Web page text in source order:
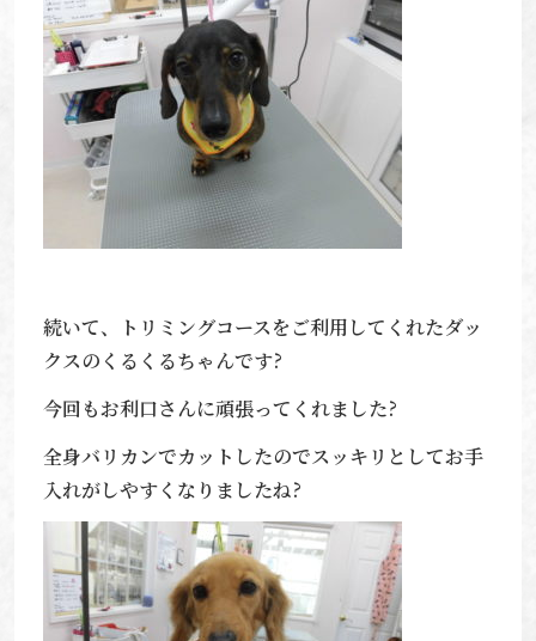
続いて、トリミングコースをご利用してくれたダッ
クスのくるくるちゃんです?
今回もお利口さんに頑張ってくれました?
全身バリカンでカットしたのでスッキリとしてお手
入れがしやすくなりましたね?